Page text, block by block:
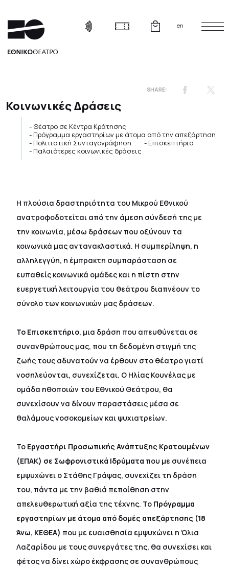
en
Κοινωνικές Δράσεις
Θέατρο σε Κέντρα Κράτησης
Πρόγραμμα εργαστηρίων με άτομα από την απεξάρτηση
Πολιτιστική Συνταγογράφηση
Επισκεπτήριο
Παλαιότερες κοινωνικές δράσεις
Η πλούσια δραστηριότητα του Μικρού Εθνικού
ανατροφοδοτείται από την άμεση σύνδεσή της με
την κοινωνία, μέσω δράσεων που οξύνουν τα
κοινωνικά μας αντανακλαστικά. Η συμπερίληψη, η
αλληλεγγύη, η έμπρακτη συμπαράσταση σε
ευπαθείς κοινωνικά ομάδες και η πίστη στην
ευεργετική λειτουργία του θεάτρου διαπνέουν το
σύνολο των κοινωνικών μας δράσεων.
Το Επισκεπτήριο, μια δράση που απευθύνεται σε
συνανθρώπους μας, που τη δεδομένη στιγμή της
ζωής τους αδυνατούν να έρθουν στο θέατρο γιατί
νοσηλεύονται, συνεχίζεται. Ο Ηλίας Κουνέλας με
ομάδα ηθοποιών του Εθνικού Θεάτρου, θα
συνεχίσουν να δίνουν παραστάσεις μέσα σε
θαλάμους νοσοκομείων και ψυχιατρείων.
Το Εργαστήρι Προσωπικής Ανάπτυξης Κρατουμένων
(ΕΠΑΚ) σε Σωφρονιστικά Ιδρύματα που με συνέπεια
εμψυχώνει ο Στάθης Γράψας, συνεχίζει τη δράση
του, πάντα με την βαθιά πεποίθηση στην
απελευθερωτική αξία της τέχνης. Το Πρόγραμμα
εργαστηρίων με άτομα από δομές απεξάρτησης (18
Άνω, ΚΕΘΕΑ) που με ευαισθησία εμψυχώνει η Όλια
Λαζαρίδου με τους συνεργάτες της, θα συνεχίσει και
φέτος να δίνει χώρο έκφρασης σε συνανθρώπους